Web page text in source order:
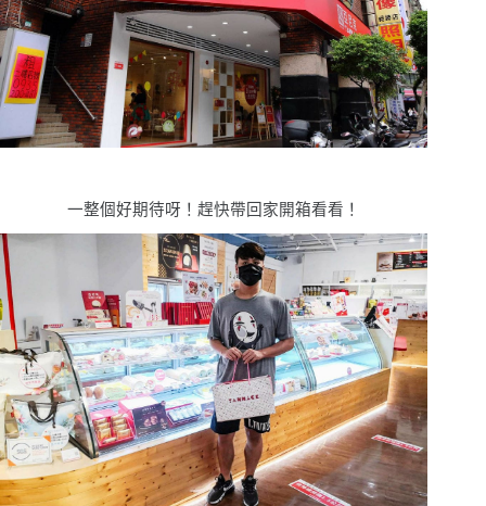
一整個好期待呀！趕快帶回家開箱看看！